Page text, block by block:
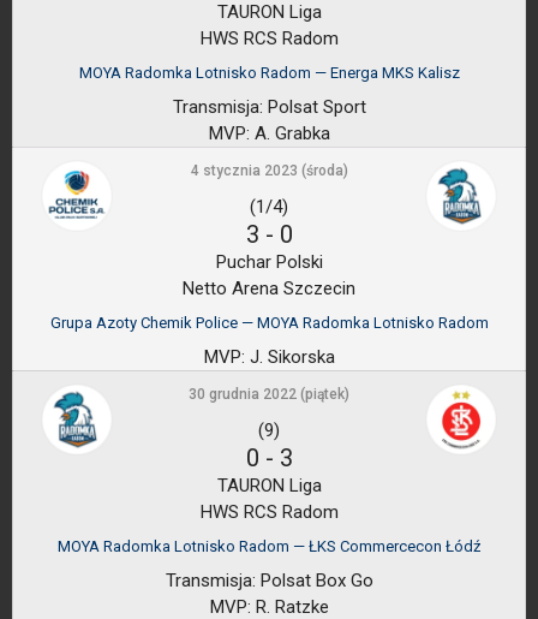
TAURON Liga
HWS RCS Radom
MOYA Radomka Lotnisko Radom — Energa MKS Kalisz
Transmisja: Polsat Sport
MVP: A. Grabka
4 stycznia 2023 (środa)
(1/4)
3 - 0
Puchar Polski
Netto Arena Szczecin
Grupa Azoty Chemik Police — MOYA Radomka Lotnisko Radom
MVP: J. Sikorska
30 grudnia 2022 (piątek)
(9)
0 - 3
TAURON Liga
HWS RCS Radom
MOYA Radomka Lotnisko Radom — ŁKS Commercecon Łódź
Transmisja: Polsat Box Go
MVP: R. Ratzke